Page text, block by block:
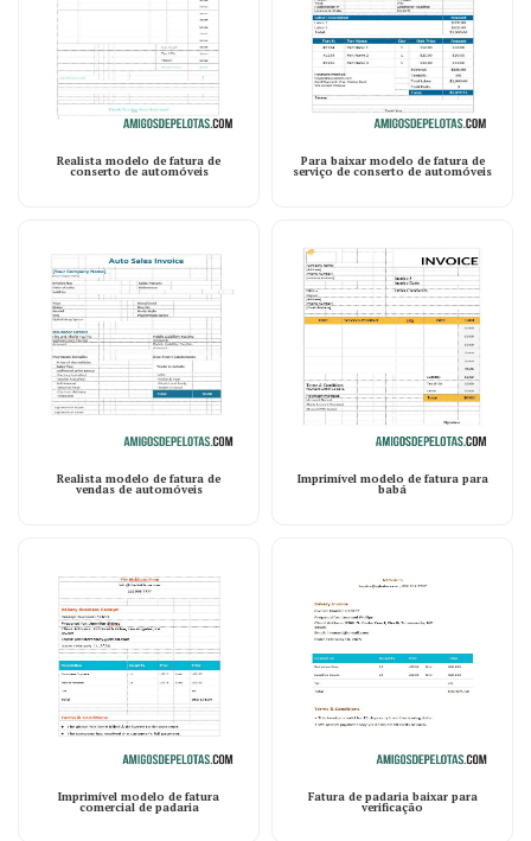
Realista modelo de fatura de
conserto de automóveis
Para baixar modelo de fatura de
serviço de conserto de automóveis
Realista modelo de fatura de
vendas de automóveis
Imprimível modelo de fatura para
babá
Imprimível modelo de fatura
comercial de padaria
Fatura de padaria baixar para
verificação